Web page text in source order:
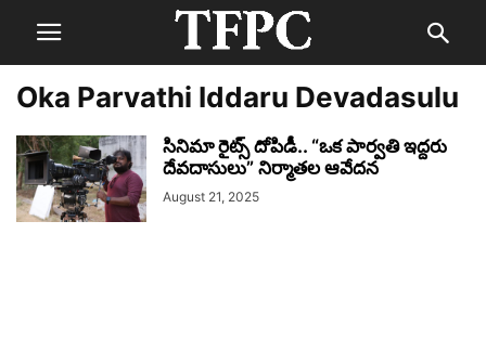
Oka Parvathi Iddaru Devadasulu
సినిమా రైట్స్ దోపిడీ.. “ఒక పార్వతి ఇద్దరు
దేవదాసులు” నిర్మాతల ఆవేదన
August 21, 2025